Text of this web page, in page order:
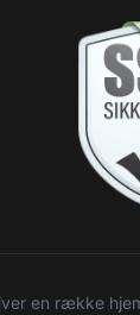
en række